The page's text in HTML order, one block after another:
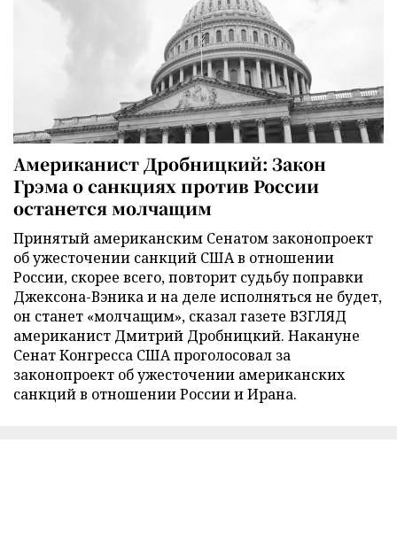
Американист Дробницкий: Закон
Грэма о санкциях против России
останется молчащим
Принятый американским Сенатом законопроект
об ужесточении санкций США в отношении
России, скорее всего, повторит судьбу поправки
Джексона-Вэника и на деле исполняться не будет,
он станет «молчащим», сказал газете ВЗГЛЯД
американист Дмитрий Дробницкий. Накануне
Сенат Конгресса США проголосовал за
законопроект об ужесточении американских
санкций в отношении России и Ирана.